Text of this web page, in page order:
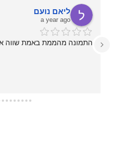
ליאם נועם
a year ago
התמונה מהממת באמת שווה